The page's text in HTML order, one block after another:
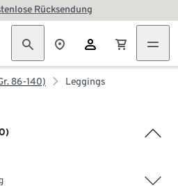
Rücksendung
86-140) Leggings